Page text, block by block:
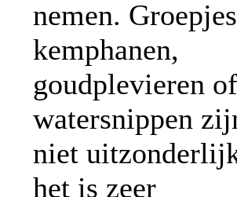
nemen. Groepjes
kemphanen,
goudplevieren of
watersnippen
niet
het is zeer